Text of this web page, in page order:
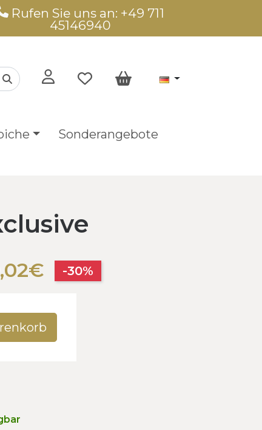
Rufen Sie uns an: +49 711
45146940
Sonderangebote
-30%